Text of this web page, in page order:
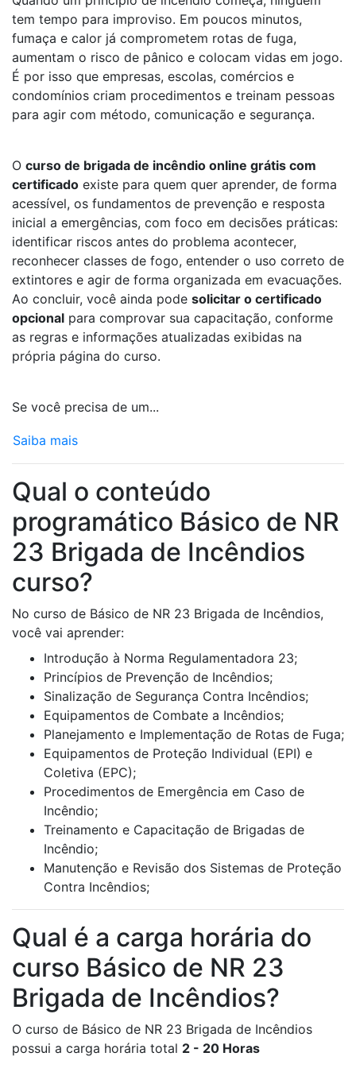
tem tempo para improviso. Em poucos minutos,
fumaça e calor já comprometem rotas de fuga,
aumentam o risco de pânico e colocam vidas em jogo.
É por isso que empresas, escolas, comércios e
condomínios criam procedimentos e treinam pessoas
para agir com método, comunicação e segurança.
O curso de brigada de incêndio online grátis com
certificado existe para quem quer aprender, de forma
acessível, os fundamentos de prevenção e resposta
inicial a emergências, com foco em decisões práticas:
identificar riscos antes do problema acontecer,
reconhecer classes de fogo, entender o uso correto de
extintores e agir de forma organizada em evacuações.
Ao concluir, você ainda pode solicitar o certificado
opcional para comprovar sua capacitação, conforme
as regras e informações atualizadas exibidas na
própria página do curso.
Se você precisa de um...
Saiba mais
Qual o conteúdo
programático Básico de NR
23 Brigada de Incêndios
curso?
No curso de Básico de NR 23 Brigada de Incêndios,
você vai aprender:
Introdução à Norma Regulamentadora 23;
Princípios de Prevenção de Incêndios;
Sinalização de Segurança Contra Incêndios;
Equipamentos de Combate a Incêndios;
Planejamento e Implementação de Rotas de Fuga;
Equipamentos de Proteção Individual (EPI) e
Coletiva (EPC);
Procedimentos de Emergência em Caso de
Incêndio;
Treinamento e Capacitação de Brigadas de
Incêndio;
Manutenção e Revisão dos Sistemas de Proteção
Contra Incêndios;
Qual é a carga horária do
curso Básico de NR 23
Brigada de Incêndios?
O curso de Básico de NR 23 Brigada de Incêndios
possui a carga horária total 2 - 20 Horas